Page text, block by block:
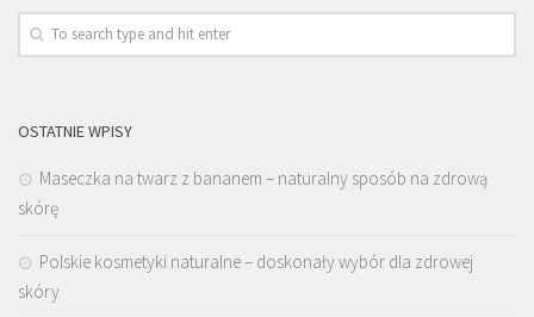
OSTATNIE WPISY
Maseczka na twarz z bananem – naturalny sposób na zdrową
skórę
Polskie kosmetyki naturalne – doskonały wybór dla zdrowej
skóry